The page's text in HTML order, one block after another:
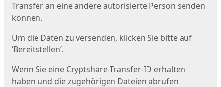
Transfer an eine andere autorisierte Person senden
können.
Um die Daten zu versenden, klicken Sie bitte auf
‘Bereitstellen’.
Wenn Sie eine Cryptshare-Transfer-ID erhalten
haben und die zugehörigen Dateien abrufen